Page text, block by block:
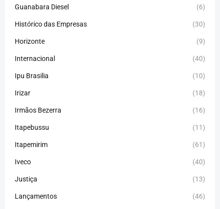
Guanabara Diesel (6)
Histórico das Empresas (30)
Horizonte (9)
Internacional (40)
Ipu Brasilia (10)
Irizar (18)
Irmãos Bezerra (16)
Itapebussu (11)
Itapemirim (61)
Iveco (40)
Justiça (13)
Lançamentos (46)